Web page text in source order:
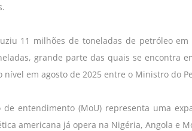
11 milhões de toneladas de petróleo
grande parte das quais se encontra
nível em agosto de 2025 entre o Ministro do
de entendimento (MoU) representa uma
americana já opera na Nigéria, Angola e